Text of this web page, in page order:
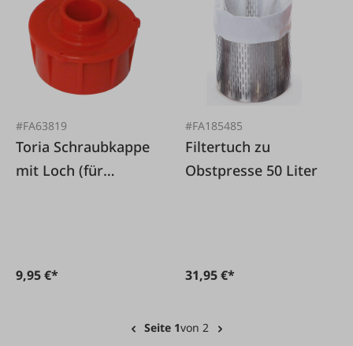
#FA63819
Toria Schraubkappe
mit Loch (für
9,95 €*
#FA185485
Filtertuch zu
Obstpresse 50 Liter
31,95 €*
Seite 1von 2